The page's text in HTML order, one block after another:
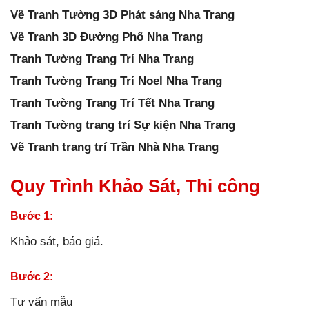
Vẽ Tranh Tường 3D Phát sáng Nha Trang
Vẽ Tranh 3D Đường Phố Nha Trang
Tranh Tường Trang Trí Nha Trang
Tranh Tường Trang Trí Noel Nha Trang
Tranh Tường Trang Trí Tết Nha Trang
Tranh Tường trang trí Sự kiện Nha Trang
Vẽ Tranh trang trí Trần Nhà Nha Trang
Quy Trình Khảo Sát, Thi công
Bước 1:
Khảo sát, báo giá.
Bước 2:
Tư vấn mẫu